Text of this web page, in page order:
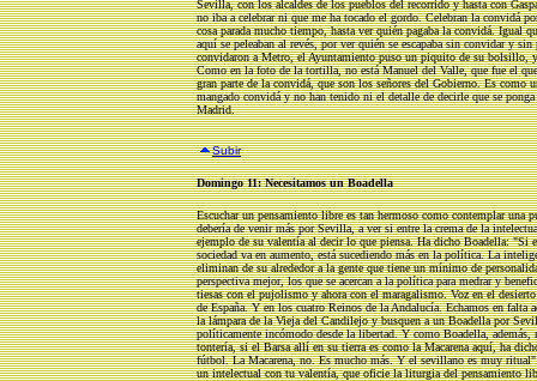
Sevilla, con los alcaldes de los pueblos del recorrido y hasta con
no iba a celebrar ni que me ha tocado el gordo. Celebran la convidá
cosa parada mucho tiempo, hasta ver quién pagaba la convidá. Igual
aquí se peleaban al revés, por ver quién se escapaba sin convidar y
convidaron a Metro, el Ayuntamiento puso un piquito de su bolsillo,
Como en la foto de la tortilla, no está Manuel del Valle, que fue el
gran parte de la convidá, que son los señores del Gobierno. Es
mangado convidá y no han tenido ni el detalle de decirle que se
Madrid.
Subir
Domingo 11: Necesitamos un Boadella
Escuchar un pensamiento libre es tan hermoso como contemplar una
debería de venir más por Sevilla, a ver si entre la crema de la
ejemplo de su valentía al decir lo que piensa. Ha dicho Boadella: "Si
sociedad va en aumento, está sucediendo más en la política. La
eliminan de su alrededor a la gente que tiene un mínimo de
perspectiva mejor, los que se acercan a la política para medrar y
tiesas con el pujolismo y ahora con el maragalismo. Voz en el
de España. Y en los cuatro Reinos de la Andalucía. Echamos en falta
la lámpara de la Vieja del Candilejo y busquen a un Boadella por
políticamente incómodo desde la libertad. Y como Boadella, además,
tontería, si el Barsa allí en su tierra es como la Macarena aquí, ha
fútbol. La Macarena, no. Es mucho más. Y el sevillano es muy
un intelectual con tu valentía, que oficie la liturgia del pensamiento